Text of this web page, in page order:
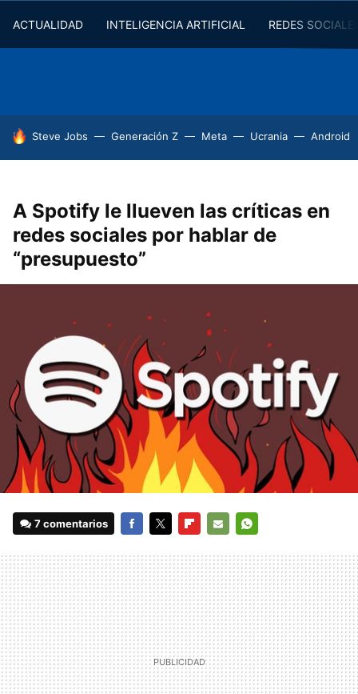
ACTUALIDAD INTELIGENCIA ARTIFICIAL REDES
HOY SE HABLA DE
Steve Jobs Generación Z Meta Ucrania Android
A Spotify le llueven las críticas en
redes sociales por hablar de
“presupuesto”
7 comentarios
MAIL